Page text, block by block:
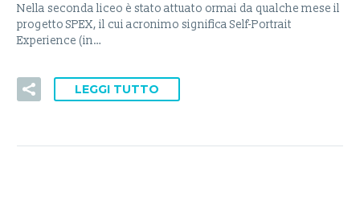
Nella seconda liceo è stato attuato ormai da qualche mese il
progetto SPEX, il cui acronimo significa Self-Portrait
Experience (in…
LEGGI TUTTO